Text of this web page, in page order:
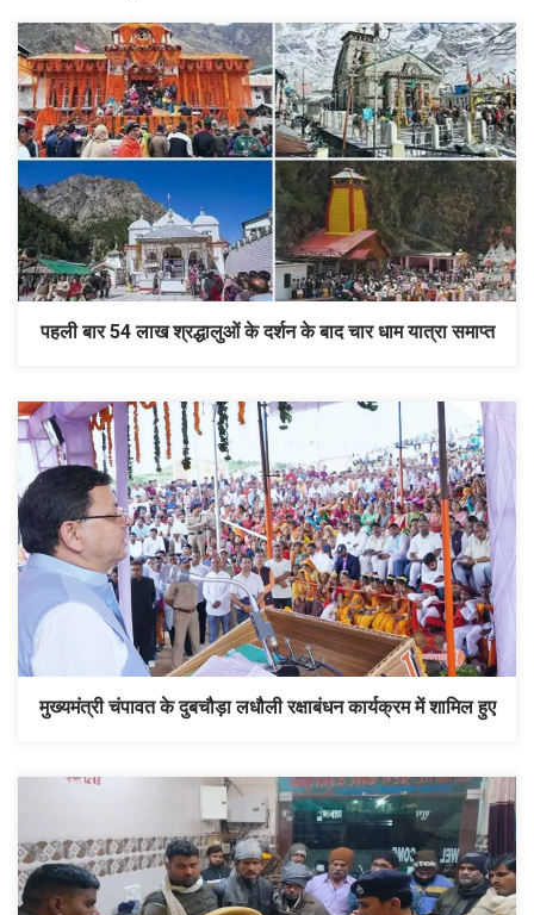
पहली बार 54 लाख श्रद्धालुओं के दर्शन के बाद चार धाम यात्रा समाप्त
मुख्यमंत्री चंपावत के दुबचौड़ा लधौली रक्षाबंधन कार्यक्रम में शामिल हुए